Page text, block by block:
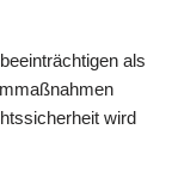
als
wird